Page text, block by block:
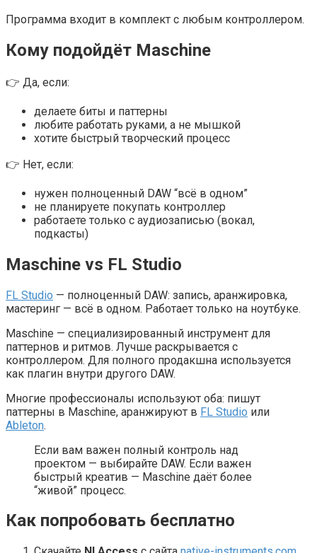
Программа входит в комплект с любым контроллером.
Кому подойдёт Maschine
👉 Да, если:
делаете биты и паттерны
любите работать руками, а не мышкой
хотите быстрый творческий процесс
👉 Нет, если:
нужен полноценный DAW “всё в одном”
не планируете покупать контроллер
работаете только с аудиозаписью (вокал,
подкасты)
Maschine vs FL Studio
FL Studio — полноценный DAW: запись, аранжировка,
мастеринг — всё в одном. Работает только на ноутбуке.
Maschine — специализированный инструмент для
паттернов и ритмов. Лучше раскрывается с
контроллером. Для полного продакшна используется
как плагин внутри другого DAW.
Многие профессионалы используют оба: пишут
паттерны в Maschine, аранжируют в FL Studio или
Ableton.
Если вам важен полный контроль над
проектом — выбирайте DAW. Если важен
быстрый креатив — Maschine даёт более
“живой” процесс.
Как попробовать бесплатно